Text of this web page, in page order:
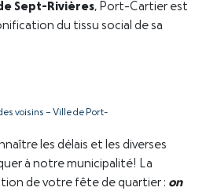
Sept-Rivières, Port-Cartier est
du tissu social de sa
voisins – Ville de Port-
les délais et les diverses
à notre municipalité! La
de votre fête de quartier : on